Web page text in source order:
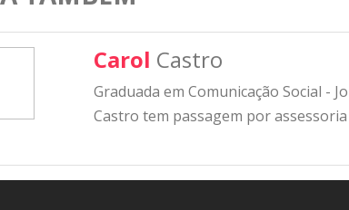
Carol Castro
Graduada em Comunicação Social -
Castro tem passagem por